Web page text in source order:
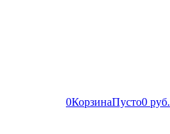
0КорзинаПусто0 руб.